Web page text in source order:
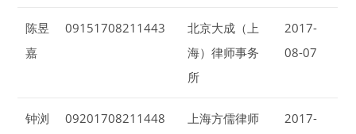
陈昱
嘉
09151708211443
北京大成（上
海）律师事务
所
2017-
08-07
钟浏
09201708211448
上海方儒律师
2017-